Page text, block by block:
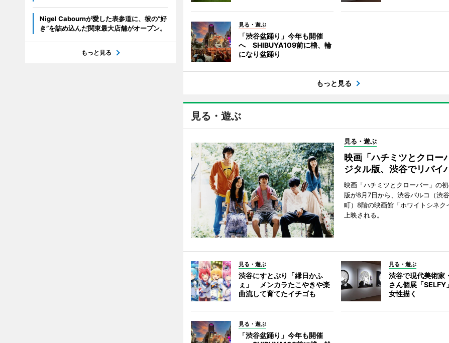
見る・遊ぶ
「渋谷盆踊り」今年も開催
へ SHIBUYA109前に櫓、輪
になり盆踊り
もっと見る
見る・遊ぶ
見る・遊ぶ
映画「ハチミツとクロー
ジタル版、渋谷でリバイ
映画「ハチミツとクローバー」の
版が8月7日から、渋谷パルコ（渋
町）8階の映画館「ホワイトシネク
上映される。
見る・遊ぶ
渋谷にすとぷり「縁日かふ
ぇ」 メンカラたこやきや楽
曲流して育てたイチゴも
見る・遊ぶ
渋谷で現代美術家
さん個展「
女性描く
見る・遊ぶ
「渋谷盆踊り」今年も開催
Nigel Cabournが愛した表参道に、彼の“好
き”を詰め込んだ関東最大店舗がオープン。
もっと見る